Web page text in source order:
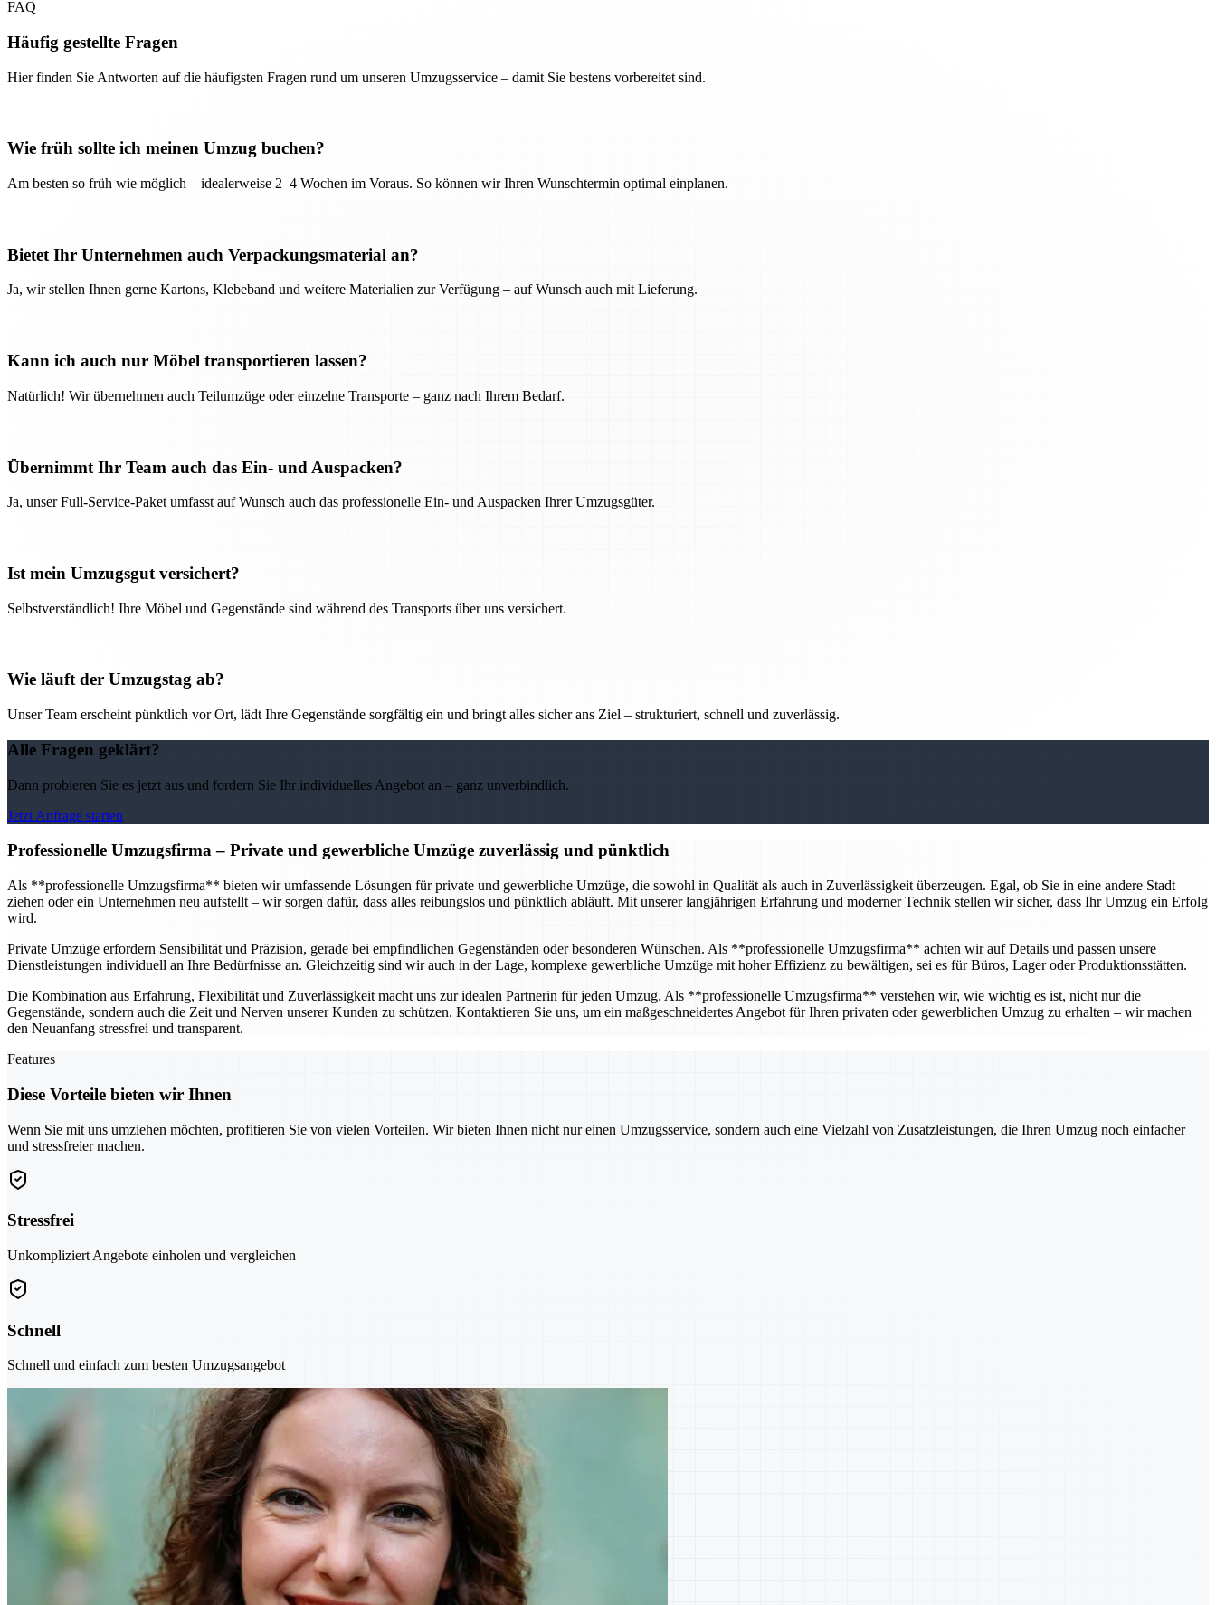
FAQ
Häufig gestellte Fragen
Hier finden Sie Antworten auf die häufigsten Fragen rund um unseren Umzugsservice – damit Sie bestens vorbereitet sind.
Wie früh sollte ich meinen Umzug buchen?
Am besten so früh wie möglich – idealerweise 2–4 Wochen im Voraus. So können wir Ihren Wunschtermin optimal einplanen.
Bietet Ihr Unternehmen auch Verpackungsmaterial an?
Ja, wir stellen Ihnen gerne Kartons, Klebeband und weitere Materialien zur Verfügung – auf Wunsch auch mit Lieferung.
Kann ich auch nur Möbel transportieren lassen?
Natürlich! Wir übernehmen auch Teilumzüge oder einzelne Transporte – ganz nach Ihrem Bedarf.
Übernimmt Ihr Team auch das Ein- und Auspacken?
Ja, unser Full-Service-Paket umfasst auf Wunsch auch das professionelle Ein- und Auspacken Ihrer Umzugsgüter.
Ist mein Umzugsgut versichert?
Selbstverständlich! Ihre Möbel und Gegenstände sind während des Transports über uns versichert.
Wie läuft der Umzugstag ab?
Unser Team erscheint pünktlich vor Ort, lädt Ihre Gegenstände sorgfältig ein und bringt alles sicher ans Ziel – strukturiert, schnell und zuverlässig.
Alle Fragen geklärt?
Dann probieren Sie es jetzt aus und fordern Sie Ihr individuelles Angebot an – ganz unverbindlich.
Jetzt Anfrage starten
Professionelle Umzugsfirma– Private und gewerbliche Umzüge zuverlässig und pünktlich
Als **professionelle Umzugsfirma** bieten wir umfassende Lösungen für private und gewerbliche Umzüge, die sowohl in Qualität als auch in Zuverlässigkeit überzeugen. Egal, ob Sie in eine andere Stadt
ziehen oder ein Unternehmen neu aufstellt – wir sorgen dafür, dass alles reibungslos und pünktlich abläuft. Mit unserer langjährigen Erfahrung und moderner Technik stellen wir sicher, dass Ihr Umzug ein Erfolg
wird.
Private Umzüge erfordern Sensibilität und Präzision, gerade bei empfindlichen Gegenständen oder besonderen Wünschen. Als **professionelle Umzugsfirma** achten wir auf Details und passen unsere
Dienstleistungen individuell an Ihre Bedürfnisse an. Gleichzeitig sind wir auch in der Lage, komplexe gewerbliche Umzüge mit hoher Effizienz zu bewältigen, sei es für Büros, Lager oder Produktionsstätten.
Die Kombination aus Erfahrung, Flexibilität und Zuverlässigkeit macht uns zur idealen Partnerin für jeden Umzug. Als **professionelle Umzugsfirma** verstehen wir, wie wichtig es ist, nicht nur die
Gegenstände, sondern auch die Zeit und Nerven unserer Kunden zu schützen. Kontaktieren Sie uns, um ein maßgeschneidertes Angebot für Ihren privaten oder gewerblichen Umzug zu erhalten – wir machen
den Neuanfang stressfrei und transparent.
Features
Diese Vorteile bieten wir Ihnen
Wenn Sie mit uns umziehen möchten, profitieren Sie von vielen Vorteilen. Wir bieten Ihnen nicht nur einen Umzugsservice, sondern auch eine Vielzahl von Zusatzleistungen, die Ihren Umzug noch einfacher
und stressfreier machen.
Stressfrei
Unkompliziert Angebote einholen und vergleichen
Schnell
Schnell und einfach zum besten Umzugsangebot